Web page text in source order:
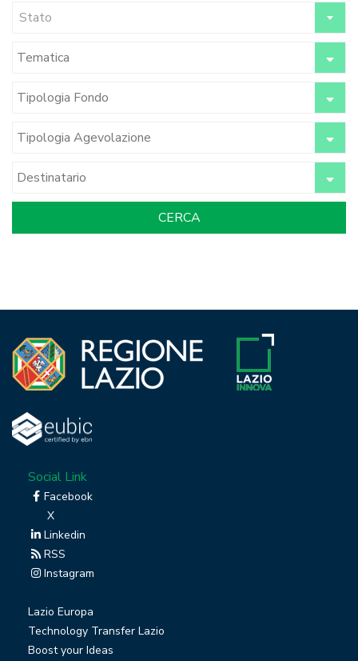
Stato
Social Link
Facebook
X
Linkedin
RSS
Instagram
Lazio Europa
Technology Transfer Lazio
Boost your Ideas